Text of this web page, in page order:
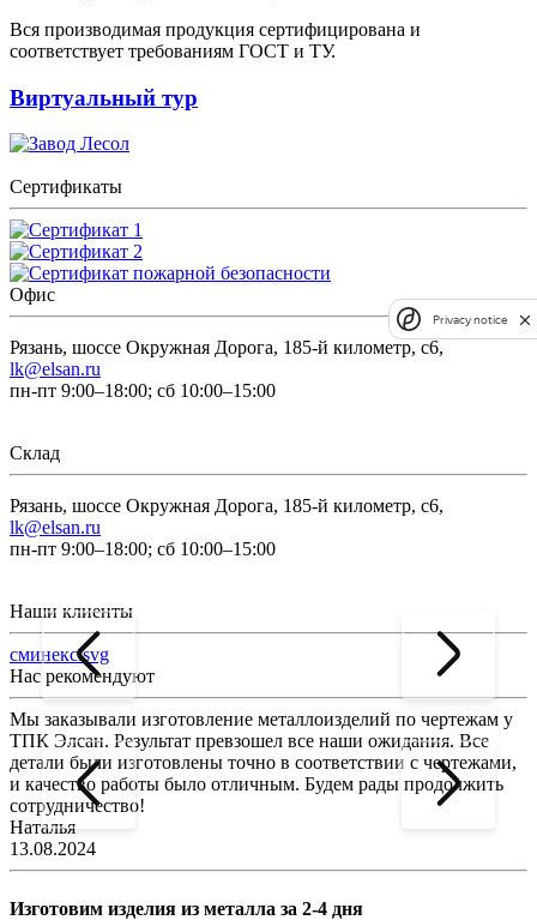
Вся производимая продукция сертифицирована и
соответствует требованиям ГОСТ и ТУ.
Виртуальный тур
Сертификаты
Офис
Рязань, шоссе Окружная Дорога, 185-й километр, с6,
lk@elsan.ru
пн-пт 9:00–18:00; сб 10:00–15:00
Склад
Рязань, шоссе Окружная Дорога, 185-й километр, с6,
lk@elsan.ru
пн-пт 9:00–18:00; сб 10:00–15:00
Наши клиенты
сминекс.svg
Нас рекомендуют
Мы заказывали изготовление металлоизделий по чертежам у
ТПК Элсан. Результат превзошел все наши ожидания. Все
детали были изготовлены точно в соответствии с чертежами,
и качество работы было отличным. Будем рады продолжить
сотрудничество!
Наталья
13.08.2024
Изготовим изделия из металла за 2-4 дня
Privacy notice